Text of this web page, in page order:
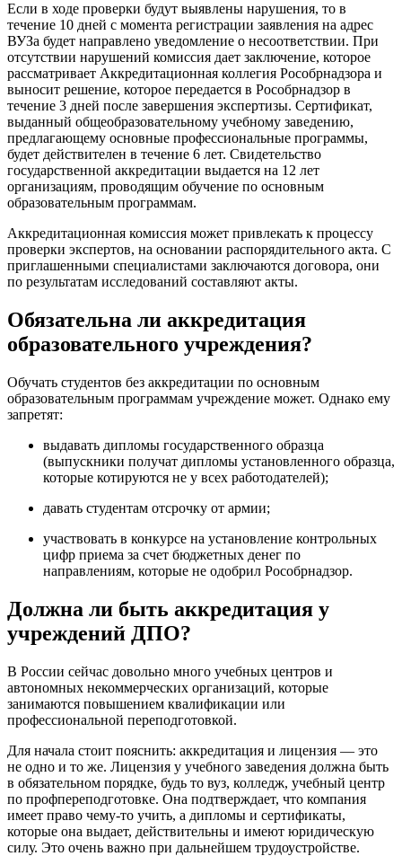
Если в ходе проверки будут выявлены нарушения, то в
течение 10 дней с момента регистрации заявления на адрес
ВУЗа будет направлено уведомление о несоответствии. При
отсутствии нарушений комиссия дает заключение, которое
рассматривает Аккредитационная коллегия Рособрнадзора и
выносит решение, которое передается в Рособрнадзор в
течение 3 дней после завершения экспертизы. Сертификат,
выданный общеобразовательному учебному заведению,
предлагающему основные профессиональные программы,
будет действителен в течение 6 лет. Свидетельство
государственной аккредитации выдается на 12 лет
организациям, проводящим обучение по основным
образовательным программам.
Аккредитационная комиссия может привлекать к процессу
проверки экспертов, на основании распорядительного акта. С
приглашенными специалистами заключаются договора, они
по результатам исследований составляют акты.
Обязательна ли аккредитация
образовательного учреждения?
Обучать студентов без аккредитации по основным
образовательным программам учреждение может. Однако ему
запретят:
выдавать дипломы государственного образца
(выпускники получат дипломы установленного образца,
которые котируются не у всех работодателей);
давать студентам отсрочку от армии;
участвовать в конкурсе на установление контрольных
цифр приема за счет бюджетных денег по
направлениям, которые не одобрил Рособрнадзор.
Должна ли быть аккредитация у
учреждений ДПО?
В России сейчас довольно много учебных центров и
автономных некоммерческих организаций, которые
занимаются повышением квалификации или
профессиональной переподготовкой.
Для начала стоит пояснить: аккредитация и лицензия — это
не одно и то же. Лицензия у учебного заведения должна быть
в обязательном порядке, будь то вуз, колледж, учебный центр
по профпереподготовке. Она подтверждает, что компания
имеет право чему-то учить, а дипломы и сертификаты,
которые она выдает, действительны и имеют юридическую
силу. Это очень важно при дальнейшем трудоустройстве.